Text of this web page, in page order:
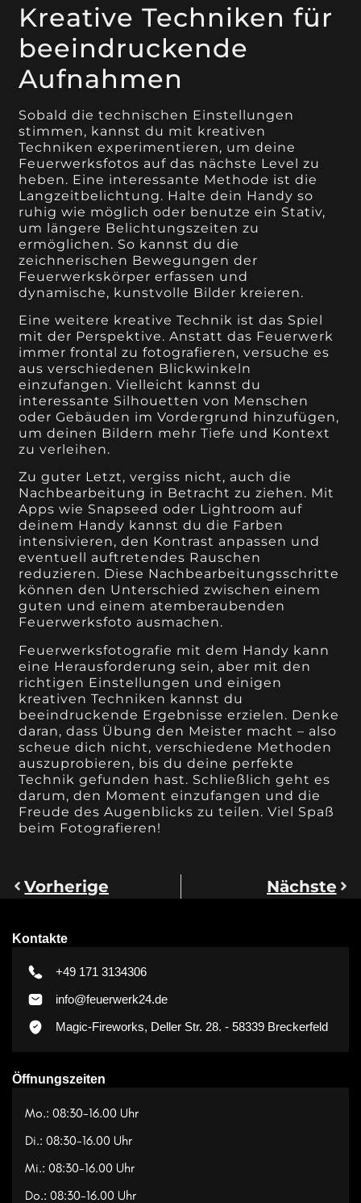
Kreative Techniken für
beeindruckende
Aufnahmen
Sobald die technischen Einstellungen
stimmen, kannst du mit kreativen
Techniken experimentieren, um deine
Feuerwerksfotos auf das nächste Level zu
heben. Eine interessante Methode ist die
Langzeitbelichtung. Halte dein Handy so
ruhig wie möglich oder benutze ein Stativ,
um längere Belichtungszeiten zu
ermöglichen. So kannst du die
zeichnerischen Bewegungen der
Feuerwerkskörper erfassen und
dynamische, kunstvolle Bilder kreieren.
Eine weitere kreative Technik ist das Spiel
mit der Perspektive. Anstatt das Feuerwerk
immer frontal zu fotografieren, versuche es
aus verschiedenen Blickwinkeln
einzufangen. Vielleicht kannst du
interessante Silhouetten von Menschen
oder Gebäuden im Vordergrund hinzufügen,
um deinen Bildern mehr Tiefe und Kontext
zu verleihen.
Zu guter Letzt, vergiss nicht, auch die
Nachbearbeitung in Betracht zu ziehen. Mit
Apps wie Snapseed oder Lightroom auf
deinem Handy kannst du die Farben
intensivieren, den Kontrast anpassen und
eventuell auftretendes Rauschen
reduzieren. Diese Nachbearbeitungsschritte
können den Unterschied zwischen einem
guten und einem atemberaubenden
Feuerwerksfoto ausmachen.
Feuerwerksfotografie mit dem Handy kann
eine Herausforderung sein, aber mit den
richtigen Einstellungen und einigen
kreativen Techniken kannst du
beeindruckende Ergebnisse erzielen. Denke
daran, dass Übung den Meister macht – also
scheue dich nicht, verschiedene Methoden
auszuprobieren, bis du deine perfekte
Technik gefunden hast. Schließlich geht es
darum, den Moment einzufangen und die
Freude des Augenblicks zu teilen. Viel Spaß
beim Fotografieren!
Vorherige Nächste
Kontakte
+49 171 3134306
info@feuerwerk24.de
Magic-Fireworks, Deller Str. 28. - 58339 Breckerfeld
Öffnungszeiten
Mo.: 08:30-16.00 Uhr
Di.: 08:30-16.00 Uhr
Mi.: 08:30-16.00 Uhr
Do.: 08:30-16.00 Uhr